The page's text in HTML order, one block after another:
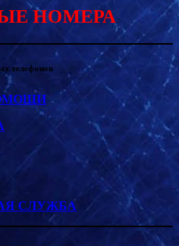
НОМЕРА
телефонов
СЛУЖБА